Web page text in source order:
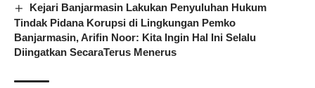
Kejari Banjarmasin Lakukan Penyuluhan Hukum
Tindak Pidana Korupsi di Lingkungan Pemko
Banjarmasin, Arifin Noor: Kita Ingin Hal Ini Selalu
Diingatkan SecaraTerus Menerus